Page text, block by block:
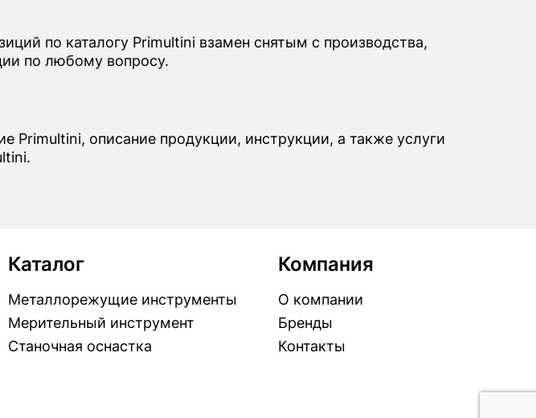
по каталогу Primultini взамен снятым с производства,
по любому вопросу.
Primultini, описание продукции, инструкции, а также услуги
Каталог
Металлорежущие инструменты
Мерительный инструмент
Станочная оснастка
Компания
О компании
Бренды
Контакты